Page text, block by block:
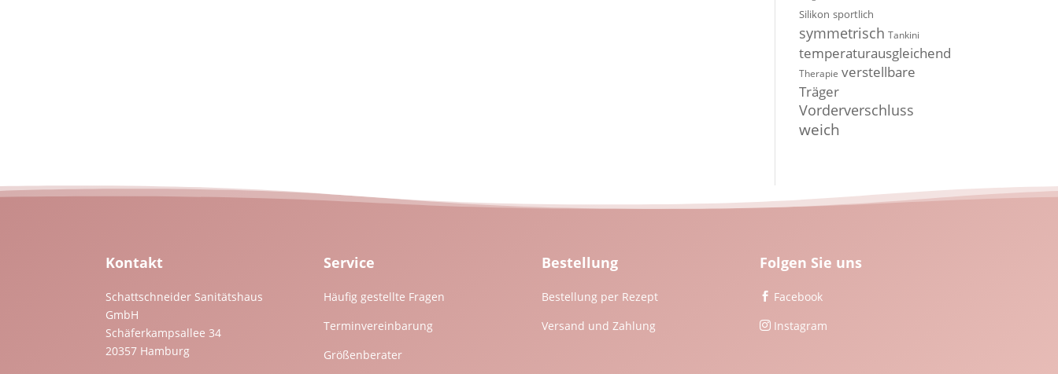
Silikon sportlich
symmetrisch Tankini
temperaturausgleichend
Therapie verstellbare
Träger
Vorderverschluss
weich
Kontakt
Schattschneider Sanitätshaus
GmbH
Schäferkampsallee 34
20357 Hamburg
Service
Häufig gestellte Fragen
Terminvereinbarung
Größenberater
Bestellung
Bestellung per Rezept
Versand und Zahlung
Folgen Sie uns
 Facebook
 Instagram